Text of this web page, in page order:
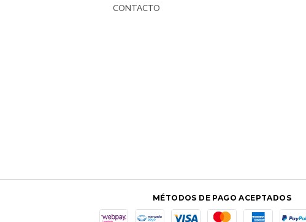
CONTACTO
MÉTODOS DE PAGO ACEPTADOS